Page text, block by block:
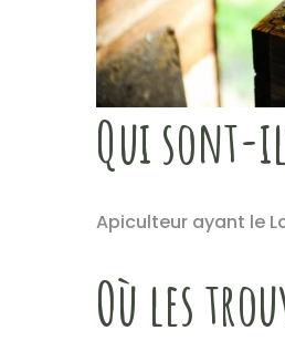
Qui sont-
Apiculteur ayant le
Où les